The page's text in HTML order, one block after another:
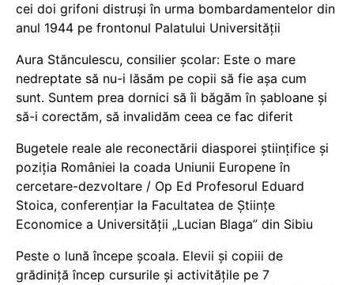
cei doi grifoni distruși în urma bombardamentelor din
anul 1944 pe frontonul Palatului Universității
Aura Stănculescu, consilier școlar: Este o mare
nedreptate să nu-i lăsăm pe copii să fie așa cum
sunt. Suntem prea dornici să îi băgăm în șabloane și
să-i corectăm, să invalidăm ceea ce fac diferit
Bugetele reale ale reconectării diasporei științifice și
poziția României la coada Uniunii Europene în
cercetare-dezvoltare / Op Ed Profesorul Eduard
Stoica, conferențiar la Facultatea de Științe
Economice a Universității „Lucian Blaga” din Sibiu
Peste o lună începe școala. Elevii și copiii de
grădiniță încep cursurile și activitățile pe 7